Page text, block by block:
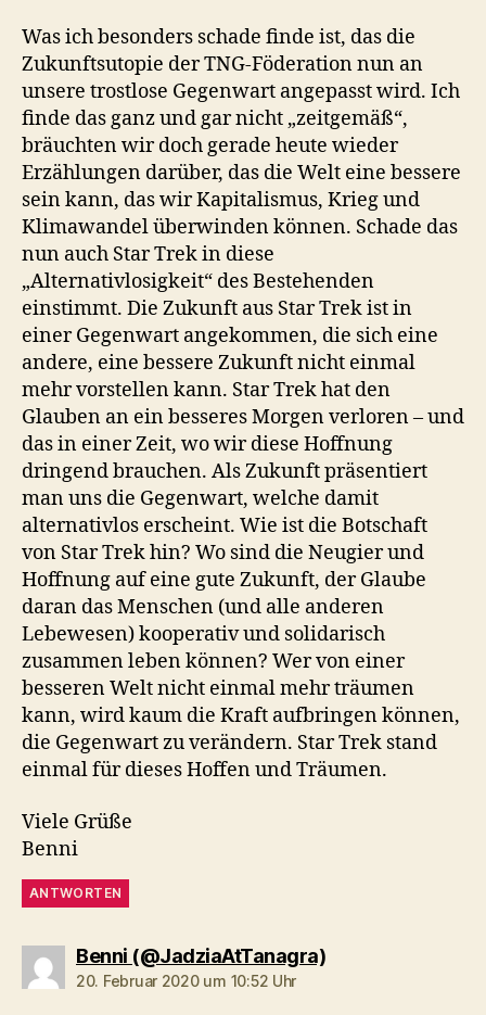
Was ich besonders schade finde ist, das die
Zukunftsutopie der TNG-Föderation nun an
unsere trostlose Gegenwart angepasst wird. Ich
finde das ganz und gar nicht „zeitgemäß“,
bräuchten wir doch gerade heute wieder
Erzählungen darüber, das die Welt eine bessere
sein kann, das wir Kapitalismus, Krieg und
Klimawandel überwinden können. Schade das
nun auch Star Trek in diese
„Alternativlosigkeit“ des Bestehenden
einstimmt. Die Zukunft aus Star Trek ist in
einer Gegenwart angekommen, die sich eine
andere, eine bessere Zukunft nicht einmal
mehr vorstellen kann. Star Trek hat den
Glauben an ein besseres Morgen verloren – und
das in einer Zeit, wo wir diese Hoffnung
dringend brauchen. Als Zukunft präsentiert
man uns die Gegenwart, welche damit
alternativlos erscheint. Wie ist die Botschaft
von Star Trek hin? Wo sind die Neugier und
Hoffnung auf eine gute Zukunft, der Glaube
daran das Menschen (und alle anderen
Lebewesen) kooperativ und solidarisch
zusammen leben können? Wer von einer
besseren Welt nicht einmal mehr träumen
kann, wird kaum die Kraft aufbringen können,
die Gegenwart zu verändern. Star Trek stand
einmal für dieses Hoffen und Träumen.
Viele Grüße
Benni
ANTWORTEN
Benni (@JadziaAtTanagra)sagt:
20. Februar 2020 um 10:52 Uhr